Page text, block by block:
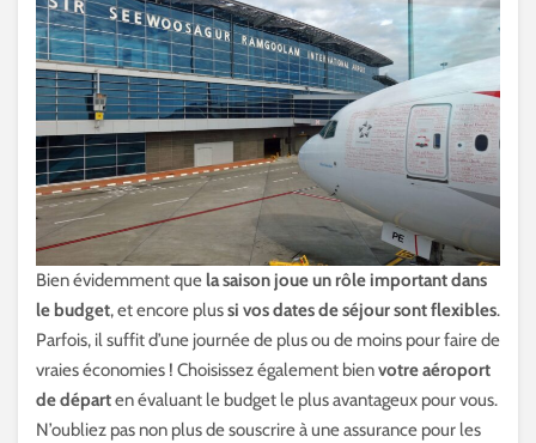
Bien évidemment que la saison joue un rôle important dans
le budget, et encore plussi vos dates de séjour sont flexibles.
Parfois, il suffit d’une journée de plus ou de moins pour faire de
vraies économies ! Choisissez également bienvotre aéroport
de départen évaluant le budget le plus avantageux pour vous.
N’oubliez pas non plus de souscrire à une assurance pour les